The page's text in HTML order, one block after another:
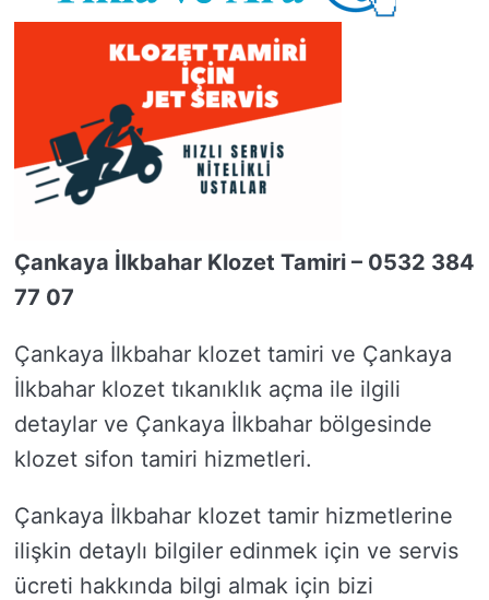
Çankaya İlkbahar Klozet Tamiri – 0532 384
77 07
Çankaya İlkbahar klozet tamiri ve Çankaya
İlkbahar klozet tıkanıklık açma ile ilgili
detaylar ve Çankaya İlkbahar bölgesinde
klozet sifon tamiri hizmetleri.
Çankaya İlkbahar klozet tamir hizmetlerine
ilişkin detaylı bilgiler edinmek için ve servis
ücreti hakkında bilgi almak için bizi